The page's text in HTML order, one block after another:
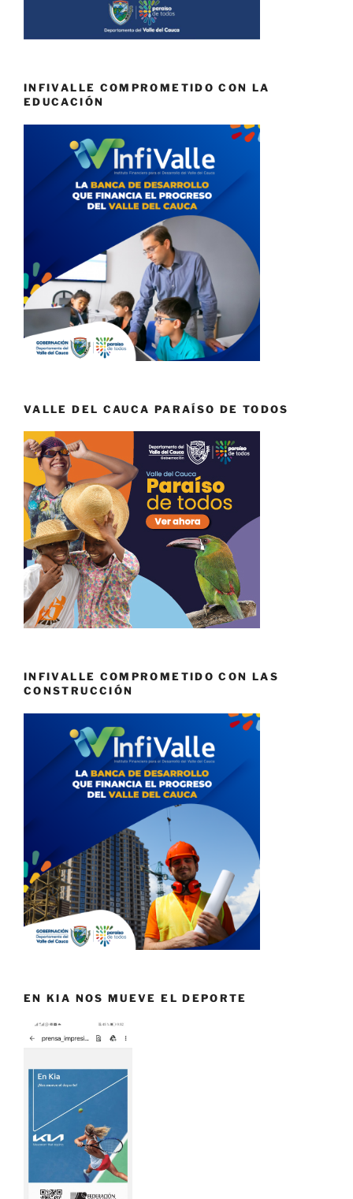
INFIVALLE COMPROMETIDO CON LA
EDUCACIÓN
VALLE DEL CAUCA PARAÍSO DE TODOS
INFIVALLE COMPROMETIDO CON LAS
CONSTRUCCIÓN
EN KIA NOS MUEVE EL DEPORTE